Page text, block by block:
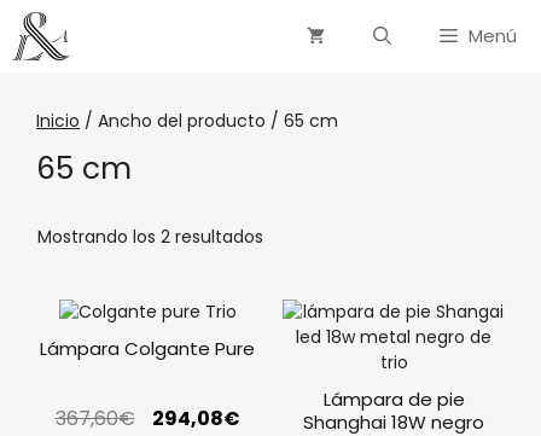
Menú
Inicio / Ancho del producto / 65 cm
65 cm
Mostrando los 2 resultados
Lámpara Colgante Pure
367,60€ 294,08€
Lámpara de pie
Shanghai 18W negro